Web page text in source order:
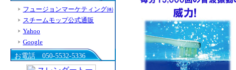
フュージョンマーケティング㈱
スチームモップ公式通販
Yahoo
Google
お電話 050-5532-5336